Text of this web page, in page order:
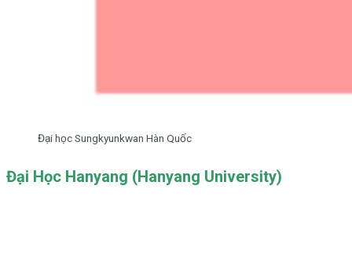
Đại học Sungkyunkwan Hàn Quốc
Đại Học Hanyang (Hanyang University)